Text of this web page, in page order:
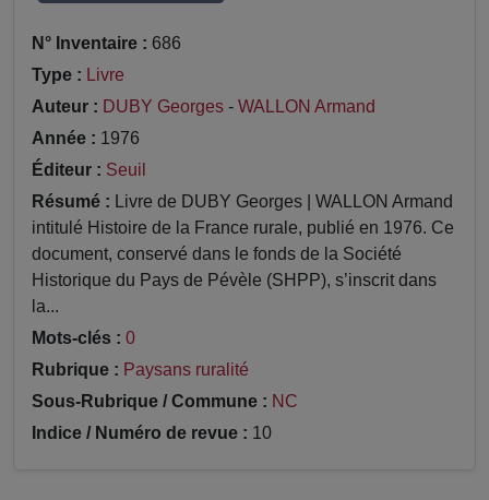
N° Inventaire : 686
Type : Livre
Auteur : DUBY Georges - WALLON Armand
Année : 1976
Éditeur : Seuil
Résumé : Livre de DUBY Georges | WALLON Armand
intitulé Histoire de la France rurale, publié en 1976. Ce
document, conservé dans le fonds de la Société
Historique du Pays de Pévèle (SHPP), s’inscrit dans
la...
Mots-clés : 0
Rubrique : Paysans ruralité
Sous-Rubrique / Commune : NC
Indice / Numéro de revue : 10